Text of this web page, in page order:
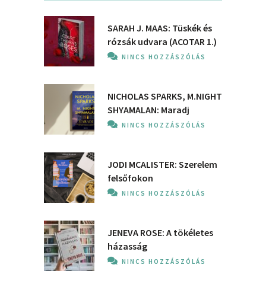
SARAH J. MAAS: Tüskék és
rózsák udvara (ACOTAR 1.)
NINCS HOZZÁSZÓLÁS
NICHOLAS SPARKS, M.NIGHT
SHYAMALAN: Maradj
NINCS HOZZÁSZÓLÁS
JODI MCALISTER: Szerelem
felsőfokon
NINCS HOZZÁSZÓLÁS
JENEVA ROSE: A ​tökéletes
házasság
NINCS HOZZÁSZÓLÁS